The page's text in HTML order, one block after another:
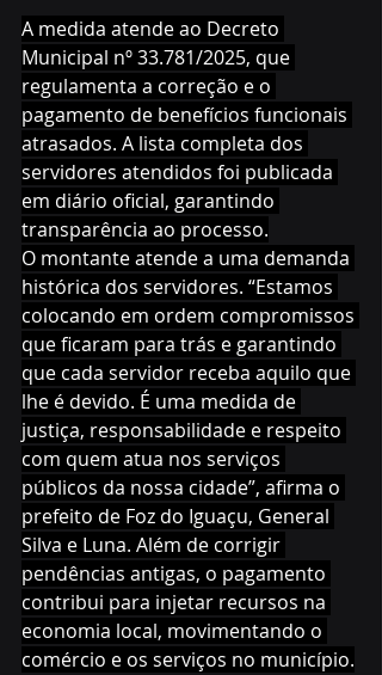
A medida atende ao Decreto
Municipal nº 33.781/2025, que
regulamenta a correção e o
pagamento de benefícios funcionais
atrasados. A lista completa dos
servidores atendidos foi publicada
em diário oficial, garantindo
transparência ao processo.
O montante atende a uma demanda
histórica dos servidores. “Estamos
colocando em ordem compromissos
que ficaram para trás e garantindo
que cada servidor receba aquilo que
lhe é devido. É uma medida de
justiça, responsabilidade e respeito
com quem atua nos serviços
públicos da nossa cidade”, afirma o
prefeito de Foz do Iguaçu, General
Silva e Luna. Além de corrigir
pendências antigas, o pagamento
contribui para injetar recursos na
economia local, movimentando o
comércio e os serviços no município.